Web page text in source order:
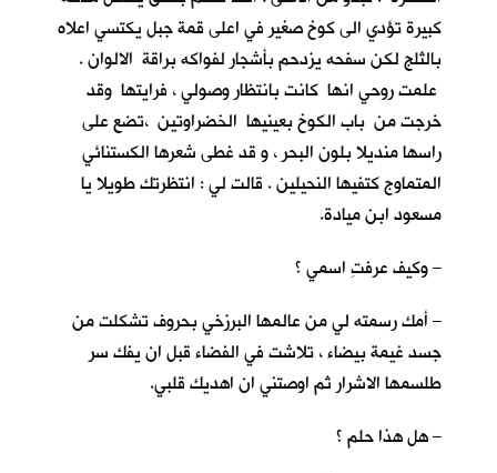
كبيرة تؤدي الى كوخ صغير في اعلى قمة جبل يكتسي اعلاه
بالثلج لكن سفحه يزدحم بأشجار لفواكه براقة الالوان .
علمت روحي انها كانت بانتظار وصولي ، فرايتها وقد
خرجت من باب الكوخ بعينيها الخضراوتين ،تضع على
راسها منديلا بلون البحر ، و قد غطى شعرها الكستنائي
المتماوج كتفيها النحيلين . قالت لي : انتظرتك طويلا يا
مسعود ابن ميادة.
– وكيف عرفتِ اسمي ؟
– أمك رسمته لي من عالمها البرزخي بحروف تشكلت من
جسد غيمة بيضاء ، تلاشت في الفضاء قبل ان يفك سر
طلسمها الاشرار ثم اوصتني ان اهديك قلبي.
– هل هذا حلم ؟